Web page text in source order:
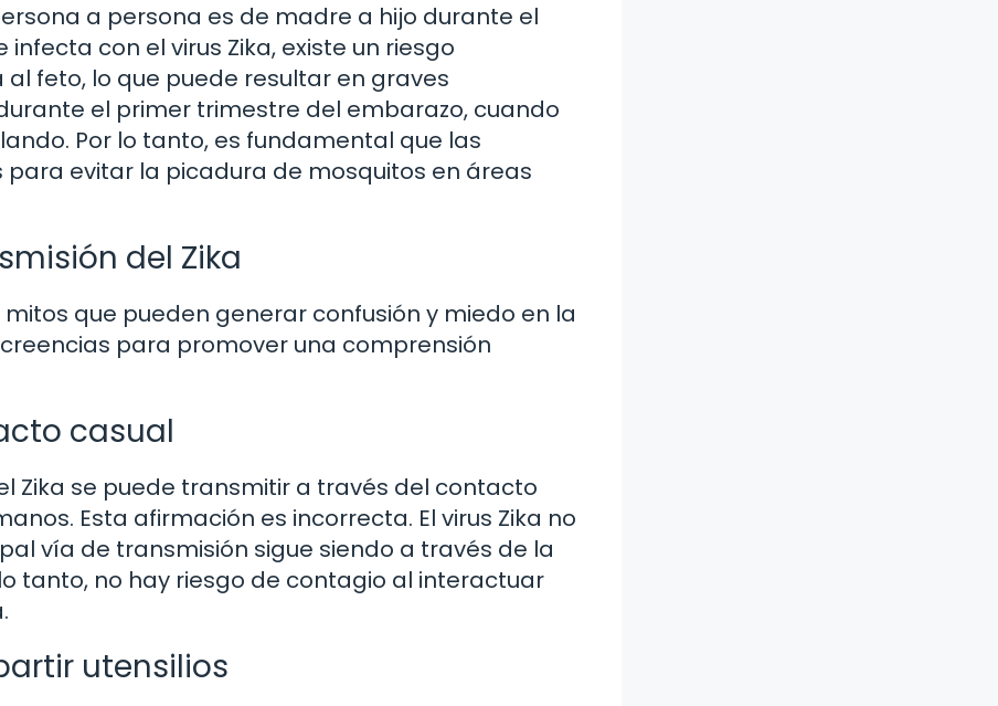
a persona es de madre a hijo durante el
con el virus Zika, existe un riesgo
feto, lo que puede resultar en graves
el primer trimestre del embarazo, cuando
Por lo tanto, es fundamental que las
evitar la picadura de mosquitos en áreas
del Zika
mitos que pueden generar confusión y miedo en la
para promover una comprensión
casual
Zika se puede transmitir a través del contacto
Esta afirmación es incorrecta. El virus Zika no
vía de transmisión sigue siendo a través de la
tanto, no hay riesgo de contagio al interactuar
utensilios